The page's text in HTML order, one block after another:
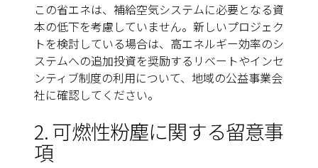
この省エネは、補給空気システムに必要となる資
本の低下を考慮していません。新しいプロジェク
トを検討している場合は、高エネルギー効率のシ
ステムへの追加投資を奨励するリベートやインセ
ンティブ制度の利用について、地域の公益事業会
社に確認してください。
2. 可燃性粉塵に関する留意事
項